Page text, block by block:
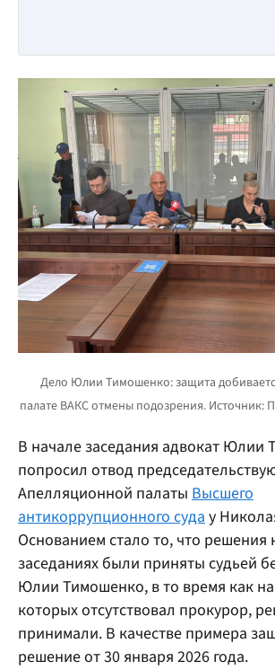
В начале заседания адвокат Юлии
попросил отвод
Апелляционной палаты Высшего
антикоррупционного судау
Основанием стало то, что решения
заседаниях были приняты судьей
Юлии Тимошенко, в то время как на
которых отсутствовал прокурор,
принимали. В качестве примера
решение от 30 января 2026 года.